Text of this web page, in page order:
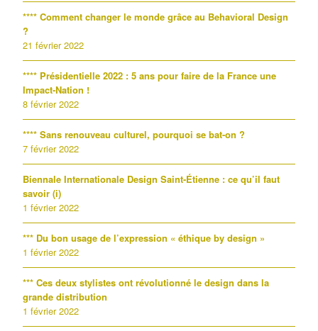
**** Comment changer le monde grâce au Behavioral Design
?
21 février 2022
**** Présidentielle 2022 : 5 ans pour faire de la France une
Impact-Nation !
8 février 2022
**** Sans renouveau culturel, pourquoi se bat-on ?
7 février 2022
Biennale Internationale Design Saint-Étienne : ce qu’il faut
savoir (i)
1 février 2022
*** Du bon usage de l’expression « éthique by design »
1 février 2022
*** Ces deux stylistes ont révolutionné le design dans la
grande distribution
1 février 2022